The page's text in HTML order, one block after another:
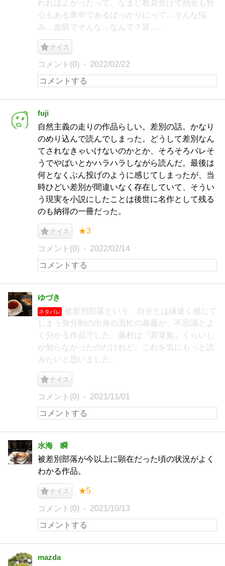
れればよかったって、なまじ教育受けて熱意も野
心もある青年であるばっかりにって…そんな悩
み…血筋でそんな…なんで？皆…。
ナイス
コメント(0) 2022/02/22
fuji
自然主義の走りの作品らしい。差別の話。かなり
のめり込んで読んでしまった。どうして差別なん
てされなきゃいけないのかとか、そろそろバレそ
うでやばいとかハラハラしながら読んだ。最後は
何となくぶん投げのように感じてしまったが、当
時ひどい差別が間違いなく存在していて、そうい
う現実を小説にしたことは後世に名作として残る
のも納得の一冊だった。
ナイス ★3
コメント(0) 2022/02/14
ゆづき
ネタバレ
被差別部落という、自分とは縁遠く感じて
しまう身分制の出身の丑松の葛藤が、不思議とよ
く分かる作品でした。藤村は『若菜集』くらいし
か知らなかったのだけれど、これを気にもっと読
みたいと思いました。
ナイス
コメント(0) 2021/11/01
水海 瞬
被差別部落が今以上に顕在だった頃の状況がよく
わかる作品。
ナイス ★5
コメント(0) 2021/10/13
mazda